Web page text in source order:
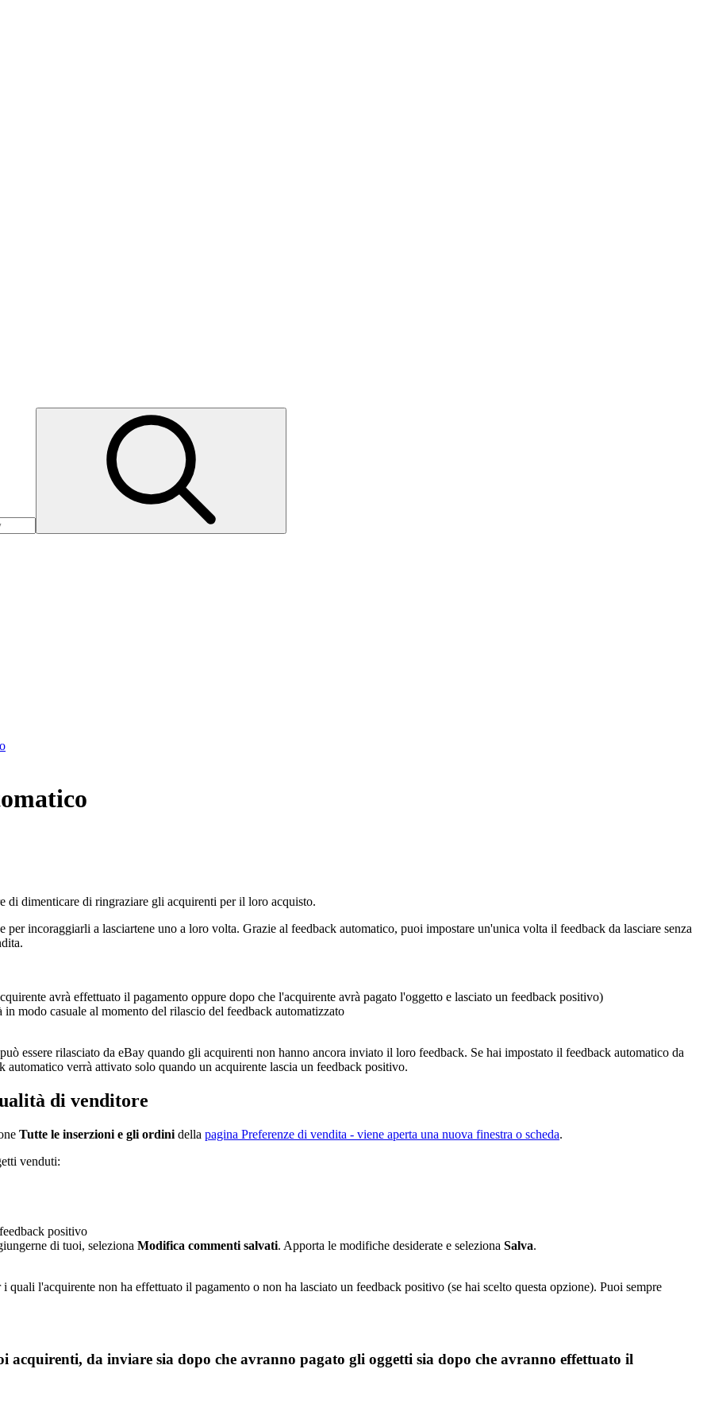
di dimenticare di ringraziare gli acquirenti per il loro acquisto.
incoraggiarli a lasciartene uno a loro volta. Grazie al feedback automatico, puoi impostare un'unica volta il feedback da lasciare senza
avrà effettuato il pagamento oppure dopo che l'acquirente avrà pagato l'oggetto e lasciato un feedback positivo)
modo casuale al momento del rilascio del feedback automatizzato
essere rilasciato da eBay quando gli acquirenti non hanno ancora inviato il loro feedback. Se hai impostato il feedback automatico da
verrà attivato solo quando un acquirente lascia un feedback positivo.
di venditore
Tutte le inserzioni e gli ordini della pagina Preferenze di vendita - viene aperta una nuova finestra o scheda.
venduti:
positivo
di tuoi, seleziona Modifica commenti salvati. Apporta le modifiche desiderate e seleziona Salva.
l'acquirente non ha effettuato il pagamento o non ha lasciato un feedback positivo (se hai scelto questa opzione). Puoi sempre
da inviare sia dopo che avranno pagato gli oggetti sia dopo che avranno effettuato il